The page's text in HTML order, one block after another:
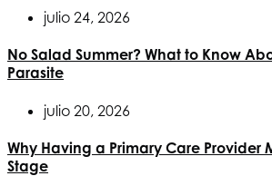
julio 24, 2026
No Salad Summer? What to Know
Parasite
julio 20, 2026
Why Having a Primary Care Provider
Stage